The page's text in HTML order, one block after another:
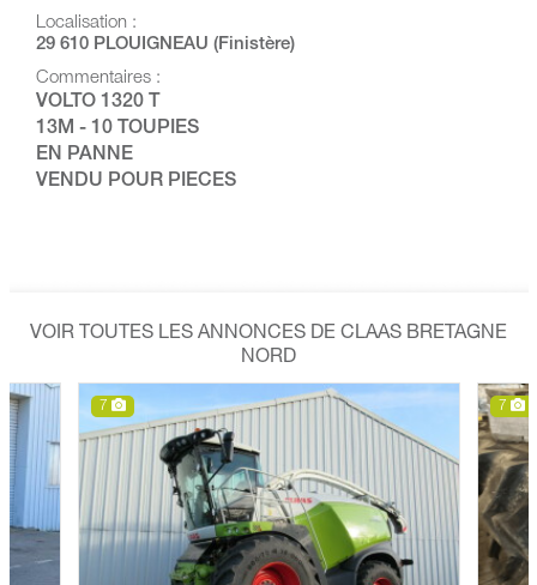
Localisation :
29 610 PLOUIGNEAU (Finistère)
Commentaires :
VOLTO 1320 T
13M - 10 TOUPIES
EN PANNE
VENDU POUR PIECES
VOIR TOUTES LES ANNONCES DE CLAAS BRETAGNE
NORD
7 7